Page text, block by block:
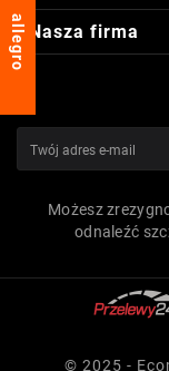
Nasza firma
Możesz
odnaleźć
© 2025 -
allegro